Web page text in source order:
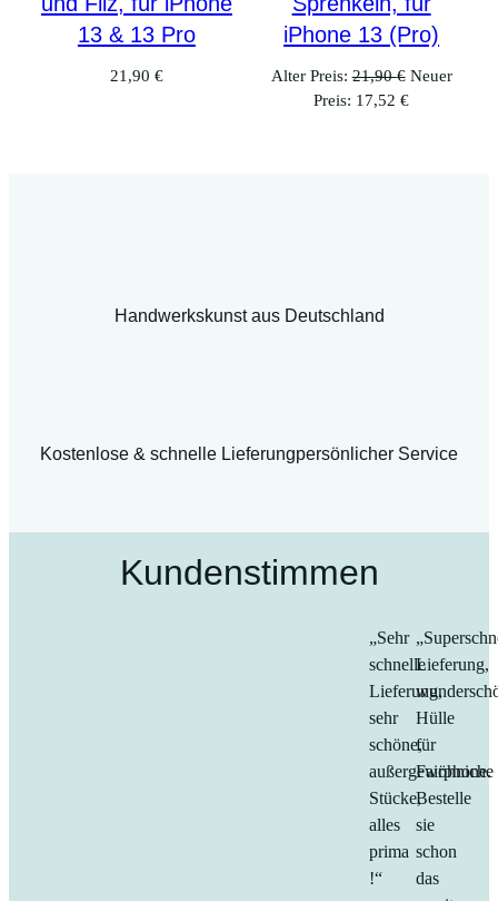
13 & 13 Pro
21,90 €
iPhone 13 (Pro)
Alter Preis: 21,90€
Preis
Neuer
Preis: 17,52€Aktueller
Handwerkskunst aus Deutschland
Kostenlose & schnelle Lieferungpersönlicher Service
Kundenstimmen
„Sehr
schnelle
Lieferung,
sehr
schöne,
außergewöhniche
Stücke,
alles
prima
!“
Lieferung,
Hülle
für
Fairphone.
Bestelle
sie
schon
das